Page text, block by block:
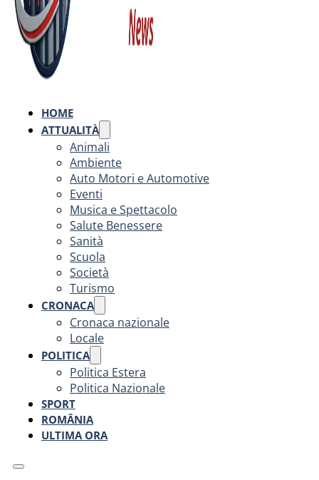
HOME
ATTUALITÀ
Animali
Ambiente
Auto Motori e Automotive
Eventi
Musica e Spettacolo
Salute Benessere
Sanità
Scuola
Società
Turismo
CRONACA
Cronaca nazionale
Locale
POLITICA
Politica Estera
Politica Nazionale
SPORT
ROMÂNIA
ULTIMA ORA